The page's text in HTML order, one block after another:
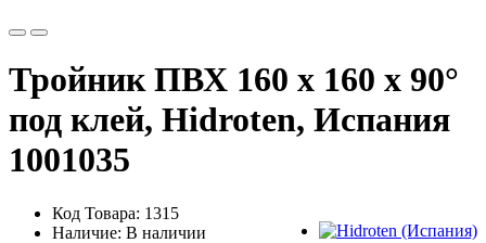
Тройник ПВХ 160 х 160 х 90°
под клей, Hidroten, Испания
1001035
Код Товара: 1315
Наличие: В наличии